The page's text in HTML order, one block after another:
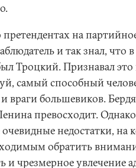
на
и так знал, что
Троцкий. Признавал
самый способный
враги большевиков.
превосходит.
недостатки,
обратить
и чрезмерное увлечение